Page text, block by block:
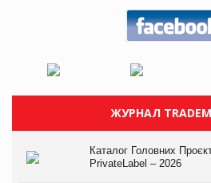
ЖУРНАЛ
Каталог Головних
PrivateLabel – 2026